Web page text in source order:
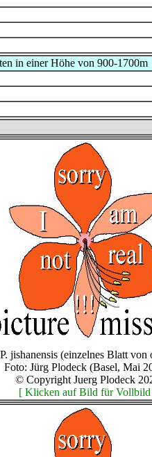
in einer Höhe von 900-1700m
P. jishanensis (einzelnes Blatt von
Foto: Jürg Plodeck (Basel, Mai
© Copyright Juerg Plodeck
[ Klicken auf Bild für